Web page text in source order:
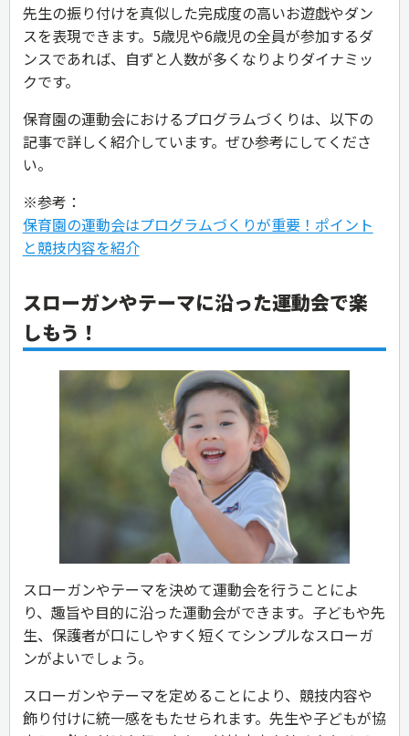
先生の振り付けを真似した完成度の高いお遊戯やダン
スを表現できます。5歳児や6歳児の全員が参加するダ
ンスであれば、自ずと人数が多くなりよりダイナミッ
クです。
保育園の運動会におけるプログラムづくりは、以下の
記事で詳しく紹介しています。ぜひ参考にしてくださ
い。
※参考：
保育園の運動会はプログラムづくりが重要！ポイント
と競技内容を紹介
スローガンやテーマに沿った運動会で楽
しもう！
スローガンやテーマを決めて運動会を行うことによ
り、趣旨や目的に沿った運動会ができます。子どもや先
生、保護者が口にしやすく短くてシンプルなスローガ
ンがよいでしょう。
スローガンやテーマを定めることにより、競技内容や
飾り付けに統一感をもたせられます。先生や子どもが協